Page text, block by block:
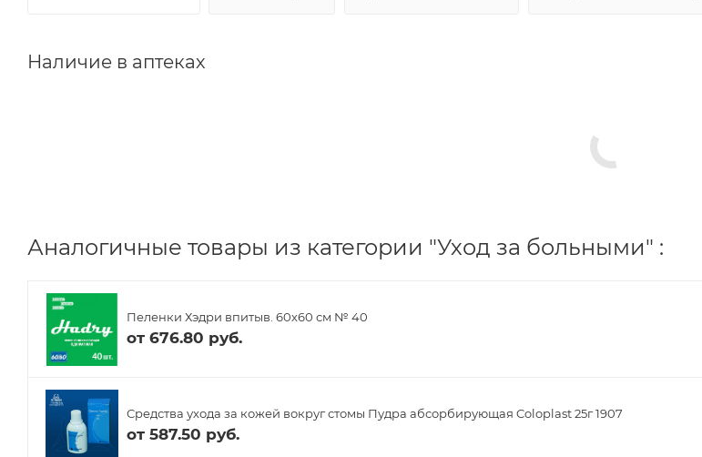
Наличие в аптеках
Аналогичные товары из категории "Уход за больными" :
Пеленки Хэдри впитыв. 60х60 см № 40
от 676.80 руб.
Средства ухода за кожей вокруг стомы Пудра абсорбирующая Coloplast 25г 1907
от 587.50 руб.